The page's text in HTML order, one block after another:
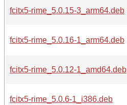
fcitx5-rime_5.0.15-3_arm64.deb
fcitx5-rime_5.0.16-1_arm64.deb
fcitx5-rime_5.0.12-1_amd64.deb
fcitx5-rime_5.0.6-1_i386.deb